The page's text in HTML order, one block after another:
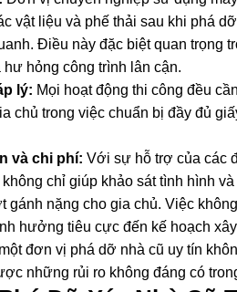
dỡ nhà cũ đòi hỏi sự cẩn trọng
nhà cũ chuyên nghiệp mang lại
Đơn vị chuyên nghiệp sử dụng
vật liệu và phế thải sau khi phá
Điều này đặc biệt quan trọng
hỏng công trình lân cận.
lý:
chủ trong việc chuẩn bị đầy đủ
và chi phí: Với sự hỗ trợ của các
chỉ giúp khảo sát tình hình
gánh nặng cho gia chủ. Việc
hưởng tiêu cực đến kế hoạch xây